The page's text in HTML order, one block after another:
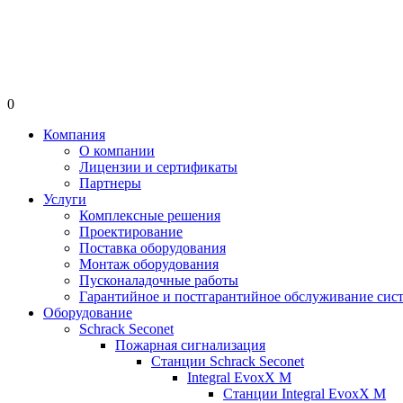
0
Компания
О компании
Лицензии и сертификаты
Партнеры
Услуги
Комплексные решения
Проектирование
Поставка оборудования
Монтаж оборудования
Пусконаладочные работы
Гарантийное и постгарантийное обслуживание
Оборудование
Schrack Seconet
Пожарная сигнализация
Станции Schrack Seconet
Integral EvoxX M
Станции Integral EvoxX M